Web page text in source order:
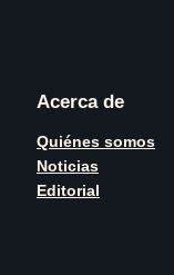
Acerca de
Quiénes somos
Noticias
Editorial